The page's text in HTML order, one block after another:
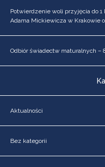
Potwierdzenie woli przyjęcia do 1
Adama Mickiewicza w Krakowie
Odbiór świadectw maturalnych –
Aktualności
Bez kategorii